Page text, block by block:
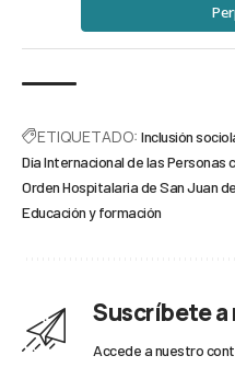
ETIQUETADO: Inclusión
Día Internacional de las Personas
Orden Hospitalaria de San Juan
Educación y formación
Suscríbete
Accede a nuestro